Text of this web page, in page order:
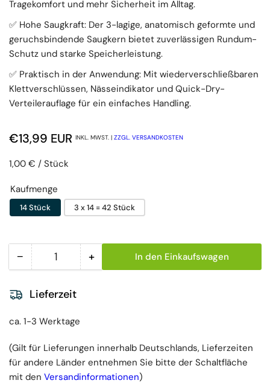
Tragekomfort und mehr Sicherheit im Alltag.
✅ Hohe Saugkraft: Der 3-lagige, anatomisch geformte und
geruchsbindende Saugkern bietet zuverlässigen Rundum-
Schutz und starke Speicherleistung.
✅ Praktisch in der Anwendung: Mit wiederverschließbaren
Klettverschlüssen, Nässeindikator und Quick-Dry-
Verteilerauflage für ein einfaches Handling.
Normaler Preis
€13,99 EUR INKL. MWST. | ZZGL. VERSANDKOSTEN
Preis pro Einheit
1,00 € / pro
Stück
Kaufmenge
14 Stück 3 x 14 = 42 Stück
− Menge reduzieren für MoliCare Slip maxi, 9
Menge +Menge erhöhen für MoliCare Slip
In den Einkaufswagen
Lieferzeit
ca. 1-3 Werktage
(Gilt für Lieferungen innerhalb Deutschlands, Lieferzeiten
für andere Länder entnehmen Sie bitte der Schaltfläche
mit den Versandinformationen)